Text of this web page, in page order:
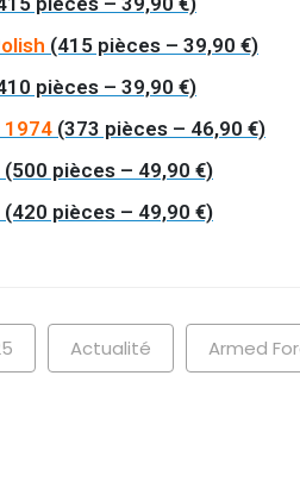
(415 pièces – 39,90 €)
pièces – 39,90 €)
1974 (373 pièces – 46,90 €)
(500 pièces – 49,90 €)
(420 pièces – 49,90 €)
Actualité Armed